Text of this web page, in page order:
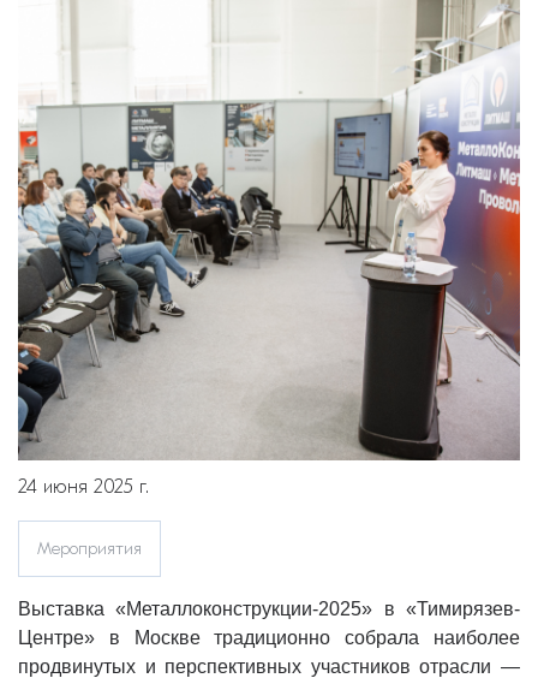
24 июня 2025 г.
Мероприятия
Выставка «Металлоконструкции-2025» в «Тимирязев-
Центре» в Москве традиционно собрала наиболее
продвинутых и перспективных участников отрасли —